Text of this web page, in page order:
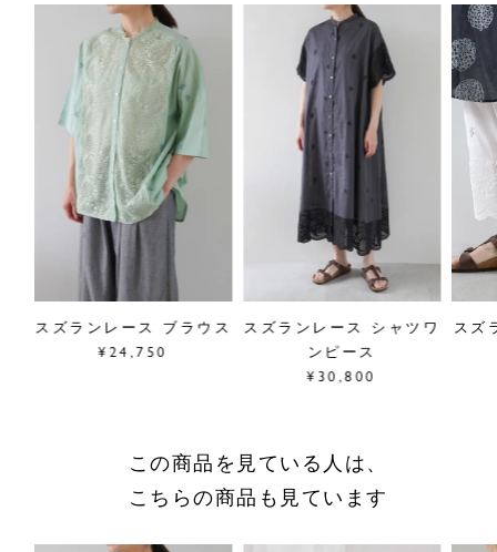
さりげないレース使いがアクセントとなり、インナーとして
もコーディネートのポイントになります。
後ろ身頃はギャザー仕様で、ふんわりとしたやわらかなシル
エットに。やや長めの着丈で、気になる部分をカバーしなが
ら一枚ですっきりとお召しいただけます。
デイリーに取り入れやすく、幅広いスタイリングに活躍する
一枚です。
■”スズランレース”シリーズは こちら
サイズ／FREE
前着丈61cm、後着丈68cm、身幅64cm、
肩幅72cm、袖丈26.7cm、裾幅68cm
素材／綿100%、（レース）ポリエステル100%
原産国／中国
商品についてのお問い合わせ
スズランレース ブラウス
¥24,750
スズランレース シャツワ
ンピース
¥30,800
スズ
この商品を見ている人は、
こちらの商品も見ています